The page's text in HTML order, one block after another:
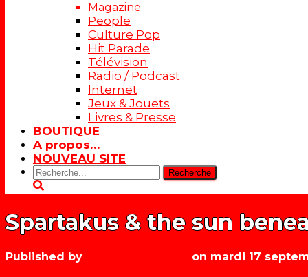
Magazine
People
Culture Pop
Hit Parade
Télévision
Radio / Podcast
Internet
Jeux & Jouets
Livres & Presse
BOUTIQUE
A propos…
NOUVEAU SITE
Rechercher:
Spartakus & the sun
Published by on mardi 17